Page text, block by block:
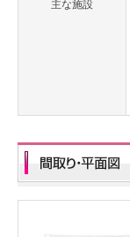
主な施設